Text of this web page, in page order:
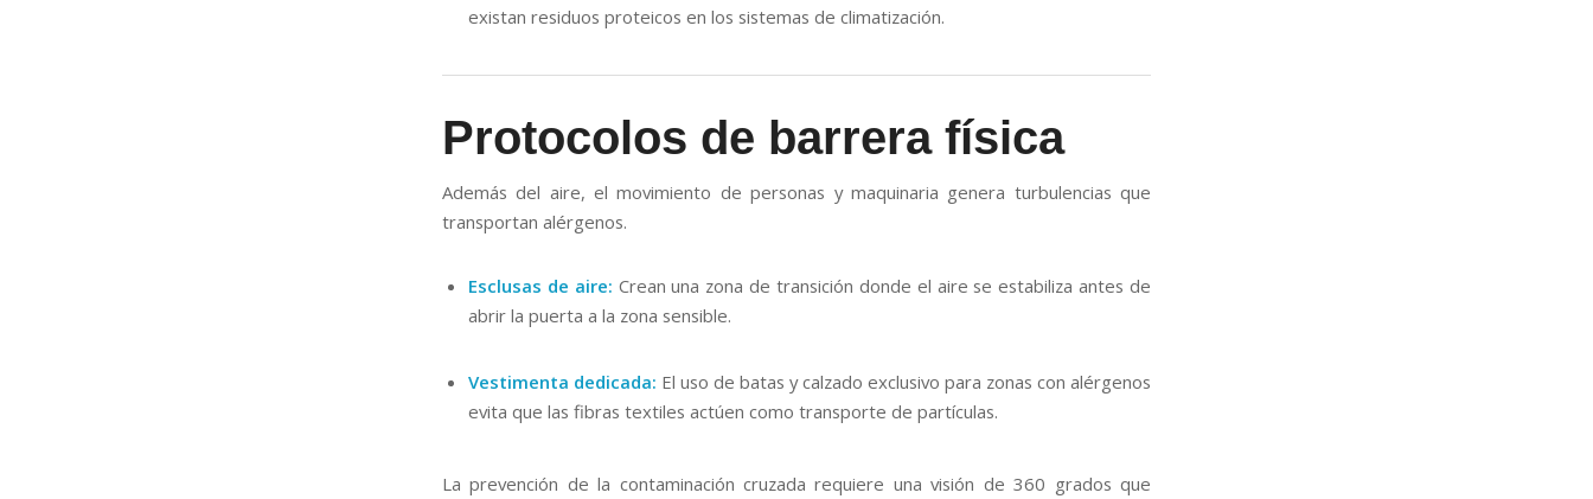
existan residuos proteicos en los sistemas de climatización.
Protocolos de barrera física
Además del aire, el movimiento de personas y maquinaria genera turbulencias que
transportan alérgenos.
Esclusas de aire: Crean una zona de transición donde el aire se estabiliza antes de
abrir la puerta a la zona sensible.
Vestimenta dedicada: El uso de batas y calzado exclusivo para zonas con alérgenos
evita que las fibras textiles actúen como transporte de partículas.
La prevención de la contaminación cruzada requiere una visión de 360 grados que